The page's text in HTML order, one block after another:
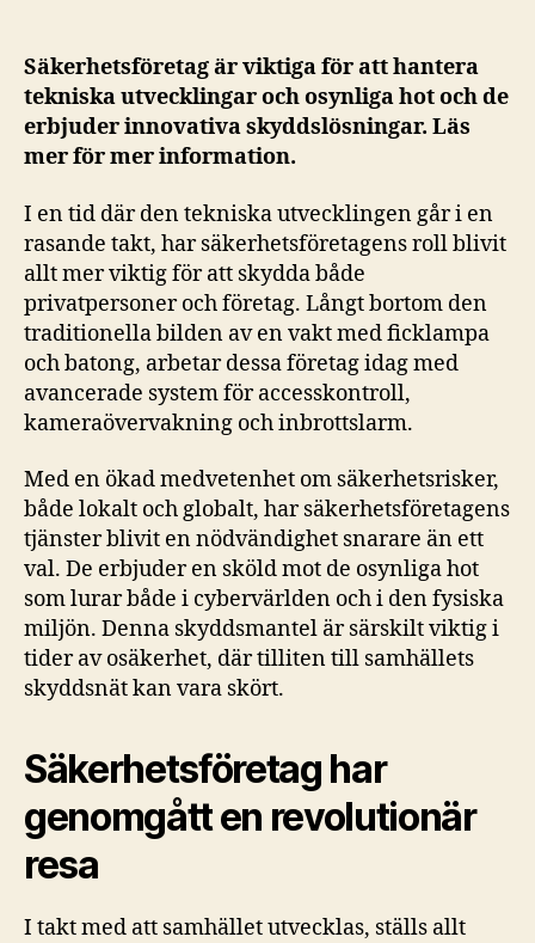
Säkerhetsföretag är viktiga för att hantera
tekniska utvecklingar och osynliga hot och de
erbjuder innovativa skyddslösningar. Läs
mer för mer information.
I en tid där den tekniska utvecklingen går i en
rasande takt, har säkerhetsföretagens roll blivit
allt mer viktig för att skydda både
privatpersoner och företag. Långt bortom den
traditionella bilden av en vakt med ficklampa
och batong, arbetar dessa företag idag med
avancerade system för accesskontroll,
kameraövervakning och inbrottslarm.
Med en ökad medvetenhet om säkerhetsrisker,
både lokalt och globalt, har säkerhetsföretagens
tjänster blivit en nödvändighet snarare än ett
val. De erbjuder en sköld mot de osynliga hot
som lurar både i cybervärlden och i den fysiska
miljön. Denna skyddsmantel är särskilt viktig i
tider av osäkerhet, där tilliten till samhällets
skyddsnät kan vara skört.
Säkerhetsföretag har
genomgått en revolutionär
resa
I takt med att samhället utvecklas, ställs allt